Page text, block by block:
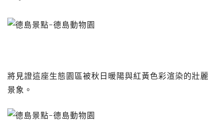
將見證這座生態園區被秋日暖陽與紅黃色彩渲染的壯麗
景象。